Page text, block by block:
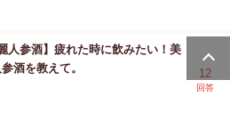
麗人参酒】疲れた時に飲みたい！美
酒を教えて。
12
回答